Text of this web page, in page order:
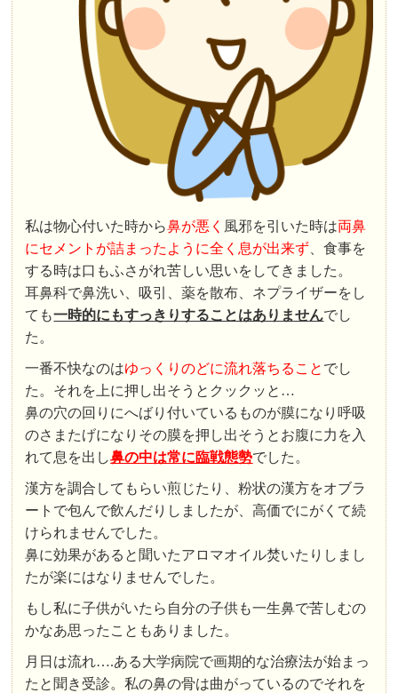
私は物心付いた時から鼻が悪く 風邪を引いた時は両鼻
にセメントが詰まったように全く息が出来ず 、食事を
する時は口もふさがれ苦しい思いをしてきました。
耳鼻科で鼻洗い、吸引、薬を散布、ネプライザーをし
ても一時的にもすっきりすることはありませんでし
た。
一番不快なのはゆっくりのどに流れ落ちること でし
た。それを上に押し出そうとクックッと…
鼻の穴の回りにへばり付いているものが膜になり呼吸
のさまたげになりその膜を押し出そうとお腹に力を入
れて息を出し鼻の中は常に臨戦態勢でした。
漢方を調合してもらい煎じたり、粉状の漢方をオブラ
ートで包んで飲んだりしましたが、高価でにがくて続
けられませんでした。
鼻に効果があると聞いたアロマオイル焚いたりしまし
たが楽にはなりませんでした。
もし私に子供がいたら自分の子供も一生鼻で苦しむの
かなあ思ったこともありました。
月日は流れ….ある大学病院で画期的な治療法が始まっ
たと聞き受診。私の鼻の骨は曲がっているのでそれを